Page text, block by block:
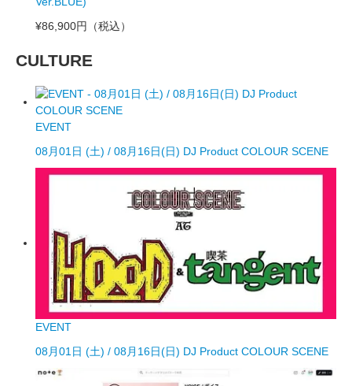
¥86,900円 （税込）
CULTURE
EVENT
08月01日 (土) / 08月16日(日) DJ Product COLOUR SCENE
EVENT
08月01日 (土) / 08月16日(日) DJ Product COLOUR SCENE